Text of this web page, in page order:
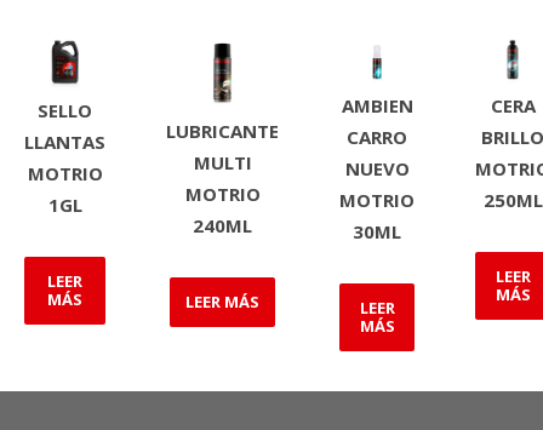
SELLO
LLANTAS
MOTRIO
1GL
LEER
MÁS
LUBRICANTE
MULTI
MOTRIO
240ML
LEER MÁS
AMBIEN
CARRO
NUEVO
MOTRIO
30ML
LEER
MÁS
CERA
BRILLO
250ML
LEER
MÁS